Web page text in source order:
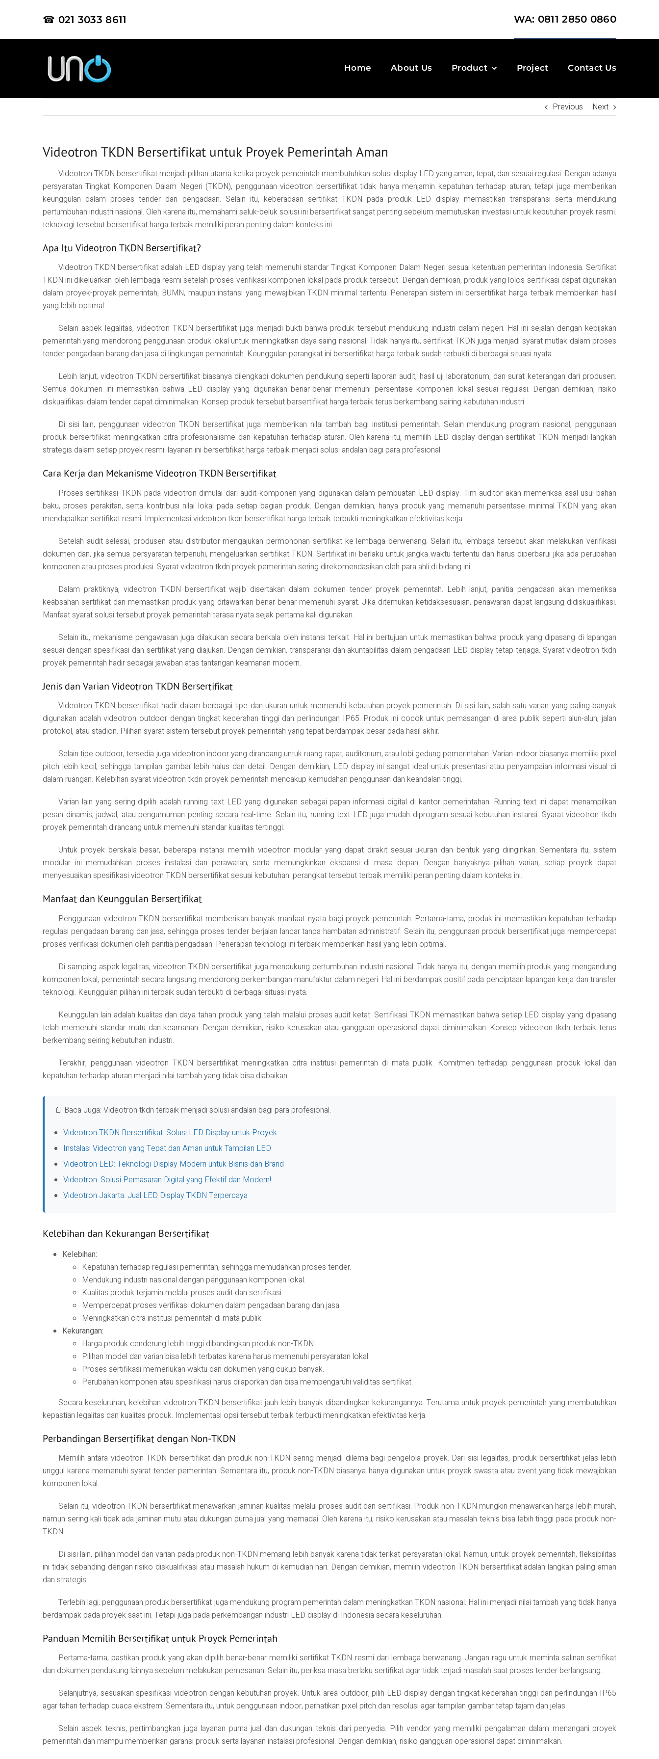
☎ 021 3033 8611 WA: 0811 2850 0860
Home About Us Product Project Contact Us
Previous Next
Videotron TKDN Bersertifikat untuk Proyek Pemerintah Aman
Videotron TKDN bersertifikat menjadi pilihan utama ketika proyek pemerintah membutuhkan solusi display LED yang aman, tepat, dan sesuai regulasi. Dengan adanya
persyaratan Tingkat Komponen Dalam Negeri (TKDN), penggunaan videotron bersertifikat tidak hanya menjamin kepatuhan terhadap aturan, tetapi juga memberikan
keunggulan dalam proses tender dan pengadaan. Selain itu, keberadaan sertifikat TKDN pada produk LED display memastikan transparansi serta mendukung
pertumbuhan industri nasional. Oleh karena itu, memahami seluk-beluk solusi ini bersertifikat sangat penting sebelum memutuskan investasi untuk kebutuhan proyek resmi.
teknologi tersebut bersertifikat harga terbaik memiliki peran penting dalam konteks ini.
Apa Itu Videotron TKDN Bersertifikat?
Videotron TKDN bersertifikat adalah LED display yang telah memenuhi standar Tingkat Komponen Dalam Negeri sesuai ketentuan pemerintah Indonesia. Sertifikat
TKDN ini dikeluarkan oleh lembaga resmi setelah proses verifikasi komponen lokal pada produk tersebut. Dengan demikian, produk yang lolos sertifikasi dapat digunakan
dalam proyek-proyek pemerintah, BUMN, maupun instansi yang mewajibkan TKDN minimal tertentu. Penerapan sistem ini bersertifikat harga terbaik memberikan hasil
yang lebih optimal.
Selain aspek legalitas, videotron TKDN bersertifikat juga menjadi bukti bahwa produk tersebut mendukung industri dalam negeri. Hal ini sejalan dengan kebijakan
pemerintah yang mendorong penggunaan produk lokal untuk meningkatkan daya saing nasional. Tidak hanya itu, sertifikat TKDN juga menjadi syarat mutlak dalam proses
tender pengadaan barang dan jasa di lingkungan pemerintah. Keunggulan perangkat ini bersertifikat harga terbaik sudah terbukti di berbagai situasi nyata.
Lebih lanjut, videotron TKDN bersertifikat biasanya dilengkapi dokumen pendukung seperti laporan audit, hasil uji laboratorium, dan surat keterangan dari produsen.
Semua dokumen ini memastikan bahwa LED display yang digunakan benar-benar memenuhi persentase komponen lokal sesuai regulasi. Dengan demikian, risiko
diskualifikasi dalam tender dapat diminimalkan. Konsep produk tersebut bersertifikat harga terbaik terus berkembang seiring kebutuhan industri.
Di sisi lain, penggunaan videotron TKDN bersertifikat juga memberikan nilai tambah bagi institusi pemerintah. Selain mendukung program nasional, penggunaan
produk bersertifikat meningkatkan citra profesionalisme dan kepatuhan terhadap aturan. Oleh karena itu, memilih LED display dengan sertifikat TKDN menjadi langkah
strategis dalam setiap proyek resmi. layanan ini bersertifikat harga terbaik menjadi solusi andalan bagi para profesional.
Cara Kerja dan Mekanisme Videotron TKDN Bersertifikat
Proses sertifikasi TKDN pada videotron dimulai dari audit komponen yang digunakan dalam pembuatan LED display. Tim auditor akan memeriksa asal-usul bahan
baku, proses perakitan, serta kontribusi nilai lokal pada setiap bagian produk. Dengan demikian, hanya produk yang memenuhi persentase minimal TKDN yang akan
mendapatkan sertifikat resmi. Implementasi videotron tkdn bersertifikat harga terbaik terbukti meningkatkan efektivitas kerja.
Setelah audit selesai, produsen atau distributor mengajukan permohonan sertifikat ke lembaga berwenang. Selain itu, lembaga tersebut akan melakukan verifikasi
dokumen dan, jika semua persyaratan terpenuhi, mengeluarkan sertifikat TKDN. Sertifikat ini berlaku untuk jangka waktu tertentu dan harus diperbarui jika ada perubahan
komponen atau proses produksi. Syarat videotron tkdn proyek pemerintah sering direkomendasikan oleh para ahli di bidang ini.
Dalam praktiknya, videotron TKDN bersertifikat wajib disertakan dalam dokumen tender proyek pemerintah. Lebih lanjut, panitia pengadaan akan memeriksa
keabsahan sertifikat dan memastikan produk yang ditawarkan benar-benar memenuhi syarat. Jika ditemukan ketidaksesuaian, penawaran dapat langsung didiskualifikasi.
Manfaat syarat solusi tersebut proyek pemerintah terasa nyata sejak pertama kali digunakan.
Selain itu, mekanisme pengawasan juga dilakukan secara berkala oleh instansi terkait. Hal ini bertujuan untuk memastikan bahwa produk yang dipasang di lapangan
sesuai dengan spesifikasi dan sertifikat yang diajukan. Dengan demikian, transparansi dan akuntabilitas dalam pengadaan LED display tetap terjaga. Syarat videotron tkdn
proyek pemerintah hadir sebagai jawaban atas tantangan keamanan modern.
Jenis dan Varian Videotron TKDN Bersertifikat
Videotron TKDN bersertifikat hadir dalam berbagai tipe dan ukuran untuk memenuhi kebutuhan proyek pemerintah. Di sisi lain, salah satu varian yang paling banyak
digunakan adalah videotron outdoor dengan tingkat kecerahan tinggi dan perlindungan IP65. Produk ini cocok untuk pemasangan di area publik seperti alun-alun, jalan
protokol, atau stadion. Pilihan syarat sistem tersebut proyek pemerintah yang tepat berdampak besar pada hasil akhir.
Selain tipe outdoor, tersedia juga videotron indoor yang dirancang untuk ruang rapat, auditorium, atau lobi gedung pemerintahan. Varian indoor biasanya memiliki pixel
pitch lebih kecil, sehingga tampilan gambar lebih halus dan detail. Dengan demikian, LED display ini sangat ideal untuk presentasi atau penyampaian informasi visual di
dalam ruangan. Kelebihan syarat videotron tkdn proyek pemerintah mencakup kemudahan penggunaan dan keandalan tinggi.
Varian lain yang sering dipilih adalah running text LED yang digunakan sebagai papan informasi digital di kantor pemerintahan. Running text ini dapat menampilkan
pesan dinamis, jadwal, atau pengumuman penting secara real-time. Selain itu, running text LED juga mudah diprogram sesuai kebutuhan instansi. Syarat videotron tkdn
proyek pemerintah dirancang untuk memenuhi standar kualitas tertinggi.
Untuk proyek berskala besar, beberapa instansi memilih videotron modular yang dapat dirakit sesuai ukuran dan bentuk yang diinginkan. Sementara itu, sistem
modular ini memudahkan proses instalasi dan perawatan, serta memungkinkan ekspansi di masa depan. Dengan banyaknya pilihan varian, setiap proyek dapat
menyesuaikan spesifikasi videotron TKDN bersertifikat sesuai kebutuhan. perangkat tersebut terbaik memiliki peran penting dalam konteks ini.
Manfaat dan Keunggulan Bersertifikat
Penggunaan videotron TKDN bersertifikat memberikan banyak manfaat nyata bagi proyek pemerintah. Pertama-tama, produk ini memastikan kepatuhan terhadap
regulasi pengadaan barang dan jasa, sehingga proses tender berjalan lancar tanpa hambatan administratif. Selain itu, penggunaan produk bersertifikat juga mempercepat
proses verifikasi dokumen oleh panitia pengadaan. Penerapan teknologi ini terbaik memberikan hasil yang lebih optimal.
Di samping aspek legalitas, videotron TKDN bersertifikat juga mendukung pertumbuhan industri nasional. Tidak hanya itu, dengan memilih produk yang mengandung
komponen lokal, pemerintah secara langsung mendorong perkembangan manufaktur dalam negeri. Hal ini berdampak positif pada penciptaan lapangan kerja dan transfer
teknologi. Keunggulan pilihan ini terbaik sudah terbukti di berbagai situasi nyata.
Keunggulan lain adalah kualitas dan daya tahan produk yang telah melalui proses audit ketat. Sertifikasi TKDN memastikan bahwa setiap LED display yang dipasang
telah memenuhi standar mutu dan keamanan. Dengan demikian, risiko kerusakan atau gangguan operasional dapat diminimalkan. Konsep videotron tkdn terbaik terus
berkembang seiring kebutuhan industri.
Terakhir, penggunaan videotron TKDN bersertifikat meningkatkan citra institusi pemerintah di mata publik. Komitmen terhadap penggunaan produk lokal dan
kepatuhan terhadap aturan menjadi nilai tambah yang tidak bisa diabaikan.
📄 Baca Juga: Videotron tkdn terbaik menjadi solusi andalan bagi para profesional.
Videotron TKDN Bersertifikat: Solusi LED Display untuk Proyek
Instalasi Videotron yang Tepat dan Aman untuk Tampilan LED
Videotron LED: Teknologi Display Modern untuk Bisnis dan Brand
Videotron: Solusi Pemasaran Digital yang Efektif dan Modern!
Videotron Jakarta: Jual LED Display TKDN Terpercaya
Kelebihan dan Kekurangan Bersertifikat
Kelebihan:
Kepatuhan terhadap regulasi pemerintah, sehingga memudahkan proses tender.
Mendukung industri nasional dengan penggunaan komponen lokal.
Kualitas produk terjamin melalui proses audit dan sertifikasi.
Mempercepat proses verifikasi dokumen dalam pengadaan barang dan jasa.
Meningkatkan citra institusi pemerintah di mata publik.
Kekurangan:
Harga produk cenderung lebih tinggi dibandingkan produk non-TKDN.
Pilihan model dan varian bisa lebih terbatas karena harus memenuhi persyaratan lokal.
Proses sertifikasi memerlukan waktu dan dokumen yang cukup banyak.
Perubahan komponen atau spesifikasi harus dilaporkan dan bisa mempengaruhi validitas sertifikat.
Secara keseluruhan, kelebihan videotron TKDN bersertifikat jauh lebih banyak dibandingkan kekurangannya. Terutama untuk proyek pemerintah yang membutuhkan
kepastian legalitas dan kualitas produk. Implementasi opsi tersebut terbaik terbukti meningkatkan efektivitas kerja.
Perbandingan Bersertifikat dengan Non-TKDN
Memilih antara videotron TKDN bersertifikat dan produk non-TKDN sering menjadi dilema bagi pengelola proyek. Dari sisi legalitas, produk bersertifikat jelas lebih
unggul karena memenuhi syarat tender pemerintah. Sementara itu, produk non-TKDN biasanya hanya digunakan untuk proyek swasta atau event yang tidak mewajibkan
komponen lokal.
Selain itu, videotron TKDN bersertifikat menawarkan jaminan kualitas melalui proses audit dan sertifikasi. Produk non-TKDN mungkin menawarkan harga lebih murah,
namun sering kali tidak ada jaminan mutu atau dukungan purna jual yang memadai. Oleh karena itu, risiko kerusakan atau masalah teknis bisa lebih tinggi pada produk non-
TKDN.
Di sisi lain, pilihan model dan varian pada produk non-TKDN memang lebih banyak karena tidak terikat persyaratan lokal. Namun, untuk proyek pemerintah, fleksibilitas
ini tidak sebanding dengan risiko diskualifikasi atau masalah hukum di kemudian hari. Dengan demikian, memilih videotron TKDN bersertifikat adalah langkah paling aman
dan strategis.
Terlebih lagi, penggunaan produk bersertifikat juga mendukung program pemerintah dalam meningkatkan TKDN nasional. Hal ini menjadi nilai tambah yang tidak hanya
berdampak pada proyek saat ini. Tetapi juga pada perkembangan industri LED display di Indonesia secara keseluruhan.
Panduan Memilih Bersertifikat untuk Proyek Pemerintah
Pertama-tama, pastikan produk yang akan dipilih benar-benar memiliki sertifikat TKDN resmi dari lembaga berwenang. Jangan ragu untuk meminta salinan sertifikat
dan dokumen pendukung lainnya sebelum melakukan pemesanan. Selain itu, periksa masa berlaku sertifikat agar tidak terjadi masalah saat proses tender berlangsung.
Selanjutnya, sesuaikan spesifikasi videotron dengan kebutuhan proyek. Untuk area outdoor, pilih LED display dengan tingkat kecerahan tinggi dan perlindungan IP65
agar tahan terhadap cuaca ekstrem. Sementara itu, untuk penggunaan indoor, perhatikan pixel pitch dan resolusi agar tampilan gambar tetap tajam dan jelas.
Selain aspek teknis, pertimbangkan juga layanan purna jual dan dukungan teknis dari penyedia. Pilih vendor yang memiliki pengalaman dalam menangani proyek
pemerintah dan mampu memberikan garansi produk serta layanan instalasi profesional. Dengan demikian, risiko gangguan operasional dapat diminimalkan.